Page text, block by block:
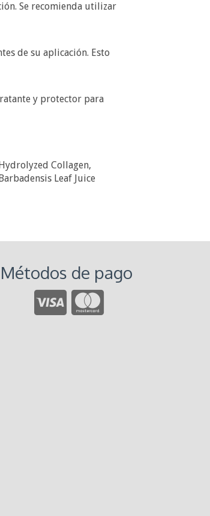
Se recomienda utilizar
de su aplicación. Esto
y protector para
Collagen,
Leaf Juice
Métodos de pago